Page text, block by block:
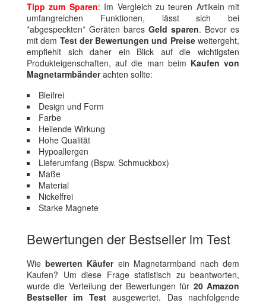
Tipp zum Sparen: Im Vergleich zu teuren Artikeln mit
umfangreichen Funktionen, lässt sich bei
*abgespeckten* Geräten bares Geld sparen. Bevor es
mit dem Test der Bewertungen und Preiseweitergeht,
empfiehlt sich daher ein Blick auf die wichtigsten
Produkteigenschaften, auf die man beim Kaufen von
Magnetarmbänderachten sollte:
Bleifrei
Design und Form
Farbe
Heilende Wirkung
Hohe Qualität
Hypoallergen
Lieferumfang (Bspw. Schmuckbox)
Maße
Material
Nickelfrei
Starke Magnete
Bewertungen der Bestseller im Test
Wiebewerten Käuferein Magnetarmband nach dem
Kaufen? Um diese Frage statistisch zu beantworten,
wurde die Verteilung der Bewertungen für 20 Amazon
Bestseller im Testausgewertet. Das nachfolgende